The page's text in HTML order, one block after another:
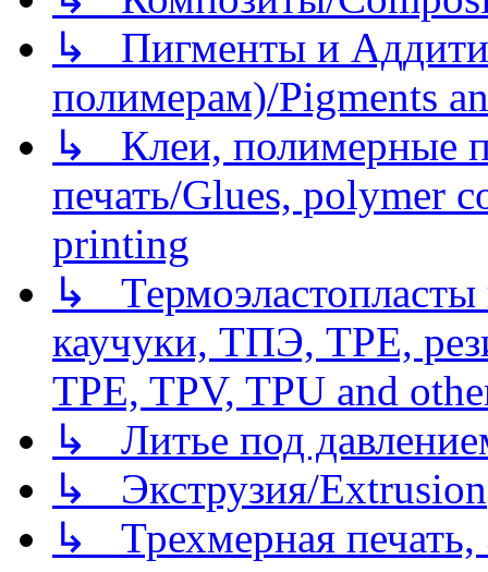
↳ Пигменты и
полимерам)/Pigments
↳ Клеи, полимерные
печать/Glues, polymer
printing
↳
каучуки, ТПЭ, TPE,
TPE, TPV, TPU and
↳ Литье под
↳ Экструзия/Extrusion
↳ Трехмерная